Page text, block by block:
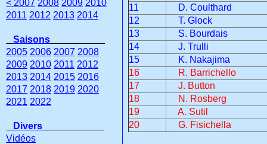
11
D. Coulthard
12
T. Glock
13
S. Bourdais
14
J. Trulli
15
K. Nakajima
16
R. Barrichello
17
J. Button
18
N. Rosberg
19
A. Sutil
20
G. Fisichella
< 2007 2008 2009 2010
2011 2012 2013 2014
Saisons
2005 2006 2007 2008
2009 2010 2011 2012
2013 2014 2015 2016
2017 2018 2019 2020
2021 2022
Divers
Vidéos